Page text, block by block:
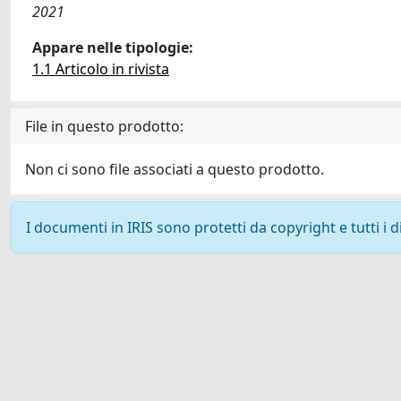
2021
Appare nelle tipologie:
1.1 Articolo in rivista
File in questo prodotto:
Non ci sono file associati a questo prodotto.
I documenti in IRIS sono protetti da copyright e tutti i